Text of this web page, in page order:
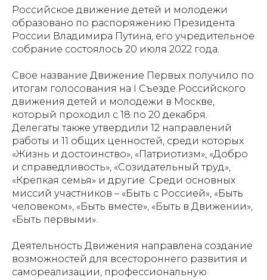
Российское движение детей и молодежи
образовано по распоряжению Президента
России Владимира Путина, его учредительное
собрание состоялось 20 июля 2022 года.
Свое название Движение Первых получило по
итогам голосования на I Съезде Российского
движения детей и молодежи в Москве,
который проходил с 18 по 20 декабря.
Делегаты также утвердили 12 направлений
работы и 11 общих ценностей, среди которых
«Жизнь и достоинство», «Патриотизм», «Добро
и справедливость», «Созидательный труд»,
«Крепкая семья» и другие. Среди основных
миссий участников – «Быть с Россией», «Быть
человеком», «Быть вместе», «Быть в Движении»,
«Быть первыми».
Деятельность Движения направлена создание
возможностей для всестороннего развития и
самореализации, профессиональную